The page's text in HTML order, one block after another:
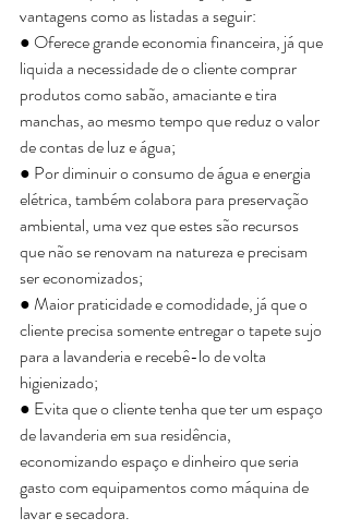
vantagens como as listadas a seguir:
● Oferece grande economia financeira, já que
liquida a necessidade de o cliente comprar
produtos como sabão, amaciante e tira
manchas, ao mesmo tempo que reduz o valor
de contas de luz e água;
● Por diminuir o consumo de água e energia
elétrica, também colabora para preservação
ambiental, uma vez que estes são recursos
que não se renovam na natureza e precisam
ser economizados;
● Maior praticidade e comodidade, já que o
cliente precisa somente entregar o tapete sujo
para a lavanderia e recebê-lo de volta
higienizado;
● Evita que o cliente tenha que ter um espaço
de lavanderia em sua residência,
economizando espaço e dinheiro que seria
gasto com equipamentos como máquina de
lavar e secadora.